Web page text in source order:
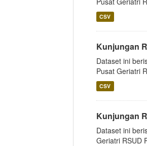
CSV
Kunjungan
Dataset ini
Pusat Geriatri
CSV
Kunjungan
Dataset ini
Geriatri RSUD